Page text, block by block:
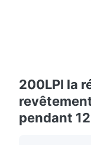
200LPI la
pendant